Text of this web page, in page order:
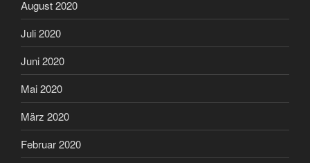
August 2020
Juli 2020
Juni 2020
Mai 2020
März 2020
Februar 2020